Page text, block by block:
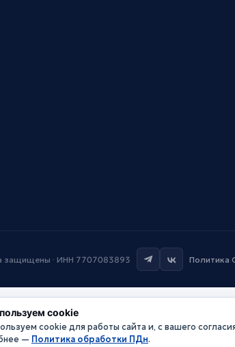
защищены · ИНН 7707083893 Политика
cookie
cookie для работы сайта и, с вашего
— Политика обработки ПДн.